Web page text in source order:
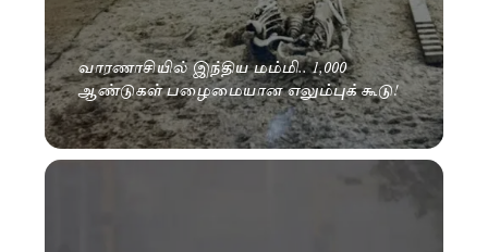
வாரணாசியில் இந்திய மம்மி.. 1,000
ஆண்டுகள் பழைமையான எலும்புக் கூடு!